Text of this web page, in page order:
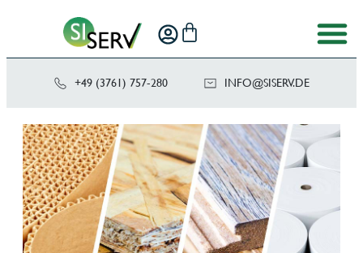
+49 (3761) 757-280 ED.VRE
SIS@OF
NI